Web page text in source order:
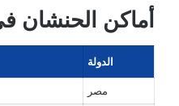
أماكن الحنشان
الدولة
مصر